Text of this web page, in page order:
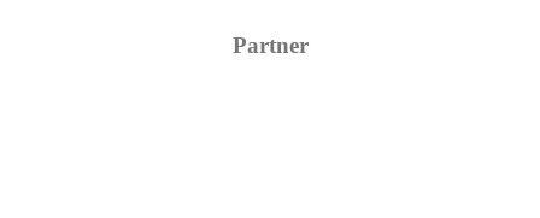
Partner